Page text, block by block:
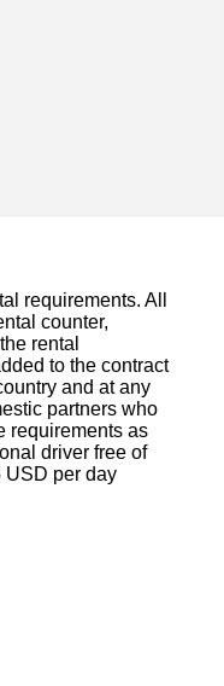
requirements. All
counter,
rental
to the contract
and at any
partners who
requirements as
driver free of
USD per day